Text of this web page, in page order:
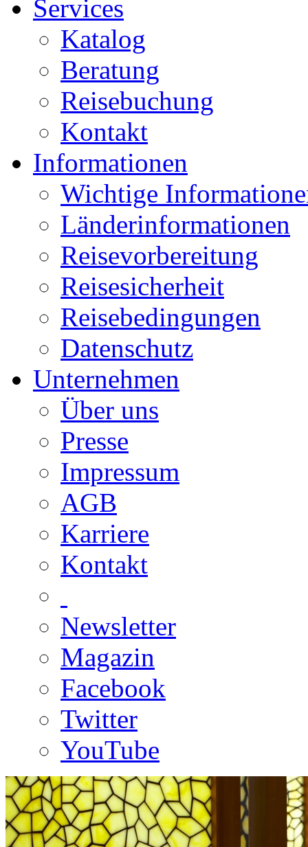
Services
Katalog
Beratung
Reisebuchung
Kontakt
Informationen
Wichtige
Länderinformationen
Reisevorbereitung
Reisesicherheit
Reisebedingungen
Datenschutz
Unternehmen
Über uns
Presse
Impressum
AGB
Karriere
Kontakt
Newsletter
Magazin
Facebook
Twitter
YouTube